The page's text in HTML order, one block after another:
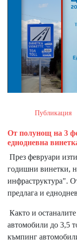
Публикация
От полунощ на 3
еднодневна
През февруари
годишни винетки,
инфраструктура".
предлага и
Както и
автомобили до 3,5
къмпинг